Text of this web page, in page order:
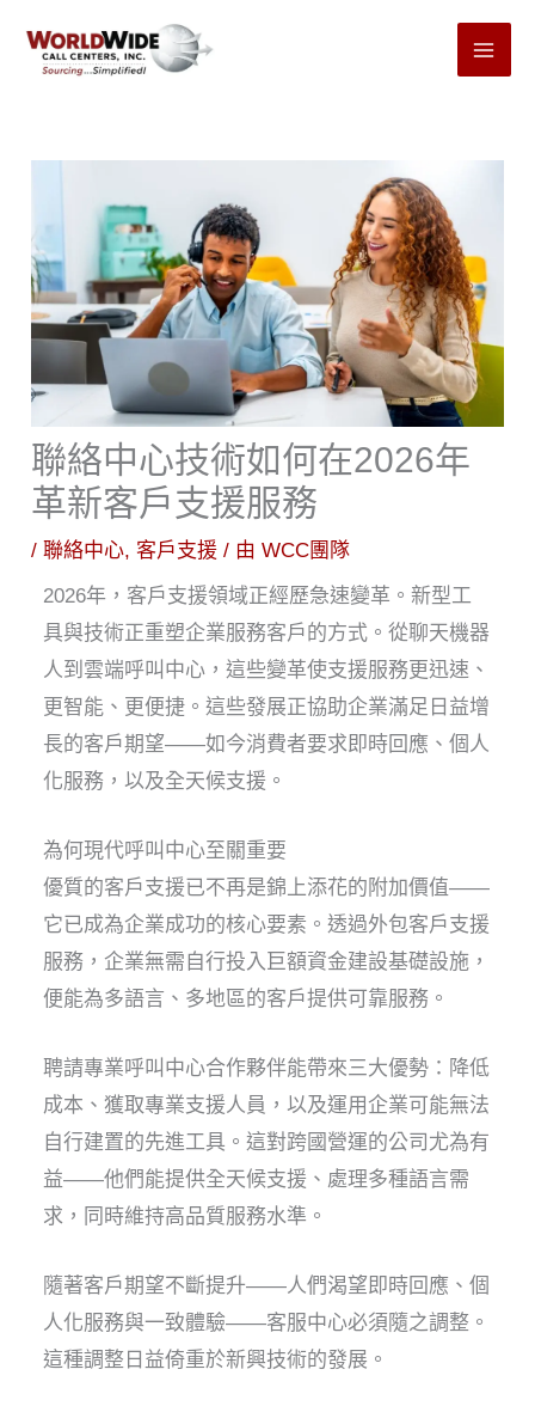
聯絡中心技術如何在2026年
革新客戶支援服務
/聯絡中心, 客戶支援 / 由WCC團隊
2026年，客戶支援領域正經歷急速變革。新型工
具與技術正重塑企業服務客戶的方式。從聊天機器
人到雲端呼叫中心，這些變革使支援服務更迅速、
更智能、更便捷。這些發展正協助企業滿足日益增
長的客戶期望——如今消費者要求即時回應、個人
化服務，以及全天候支援。
為何現代呼叫中心至關重要
優質的客戶支援已不再是錦上添花的附加價值——
它已成為企業成功的核心要素。透過外包客戶支援
服務，企業無需自行投入巨額資金建設基礎設施，
便能為多語言、多地區的客戶提供可靠服務。
聘請專業呼叫中心合作夥伴能帶來三大優勢：降低
成本、獲取專業支援人員，以及運用企業可能無法
自行建置的先進工具。這對跨國營運的公司尤為有
益——他們能提供全天候支援、處理多種語言需
求，同時維持高品質服務水準。
隨著客戶期望不斷提升——人們渴望即時回應、個
人化服務與一致體驗——客服中心必須隨之調整。
這種調整日益倚重於新興技術的發展。